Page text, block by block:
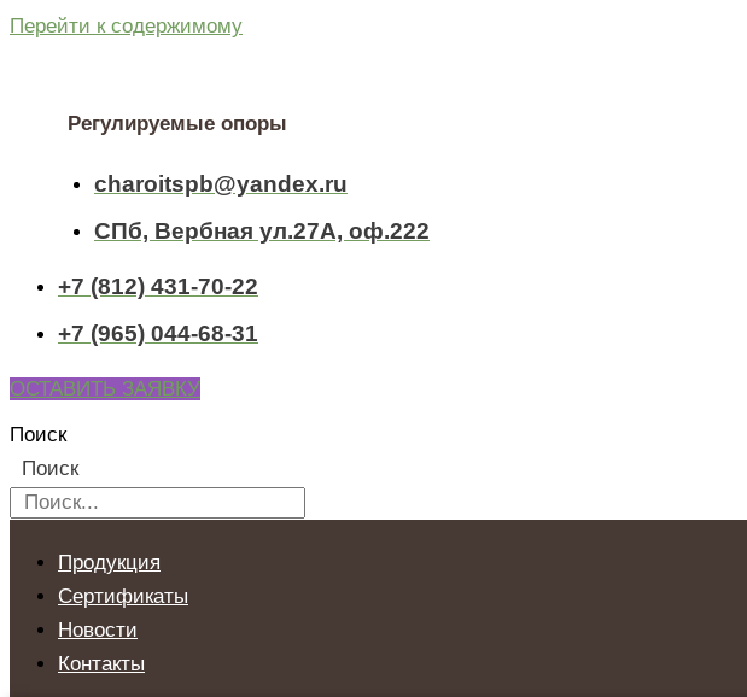
Перейти к содержимому
Регулируемые опоры
charoitspb@yandex.ru
СПб, Вербная ул.27А, оф.222
+7 (812) 431-70-22
+7 (965) 044-68-31
ОСТАВИТЬ ЗАЯВКУ
Поиск
Поиск
Продукция
Сертификаты
Новости
Контакты